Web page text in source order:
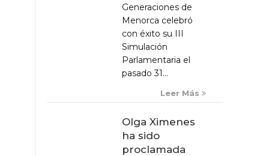
Generaciones de
Menorca celebró
con éxito su III
Simulación
Parlamentaria el
pasado 31...
Leer Más
Olga Ximenes
ha sido
proclamada